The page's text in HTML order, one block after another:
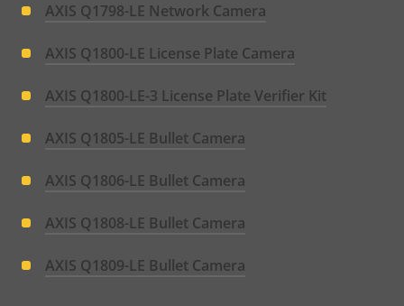
AXIS Q1798-LE Network Camera
AXIS Q1800-LE License Plate Camera
AXIS Q1800-LE-3 License Plate Verifier Kit
AXIS Q1805-LE Bullet Camera
AXIS Q1806-LE Bullet Camera
AXIS Q1808-LE Bullet Camera
AXIS Q1809-LE Bullet Camera